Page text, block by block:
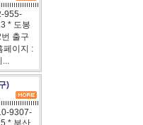
955-
* 도봉
출구
페이지 :
...
)
9307-
* 부산